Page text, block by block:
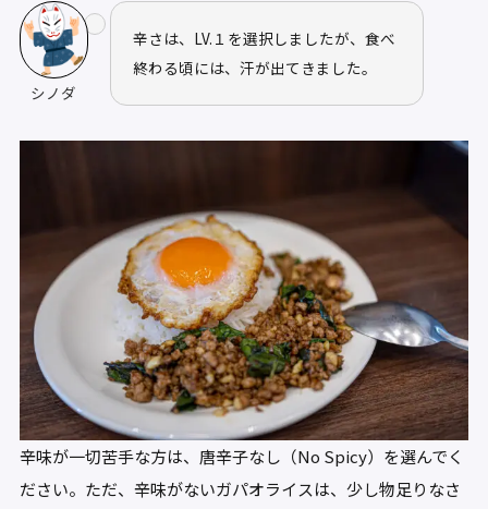
シノダ
辛さは、LV.１を選択しましたが、食べ
終わる頃には、汗が出てきました。
辛味が一切苦手な方は、唐辛子なし（No Spicy）を選んでく
ださい。ただ、辛味がないガパオライスは、少し物足りなさ